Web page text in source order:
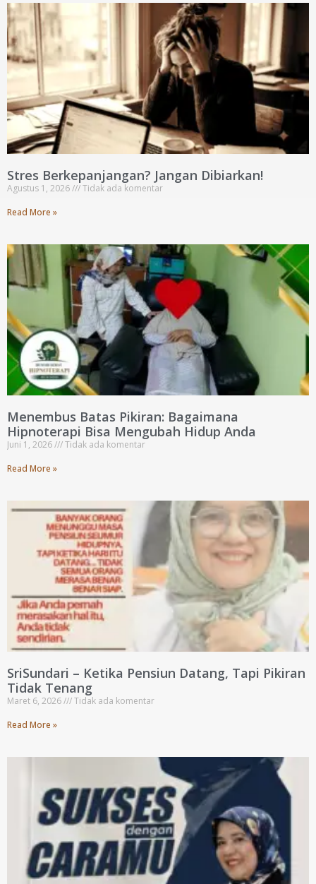
Stres Berkepanjangan? Jangan Dibiarkan!
Agustus 1, 2026
Tidak ada komentar
Read More »
Menembus Batas Pikiran: Bagaimana
Hipnoterapi Bisa Mengubah Hidup Anda
Juni 1, 2026
Tidak ada komentar
Read More »
SriSundari – Ketika Pensiun Datang, Tapi Pikiran
Tidak Tenang
Maret 6, 2026
Tidak ada komentar
Read More »